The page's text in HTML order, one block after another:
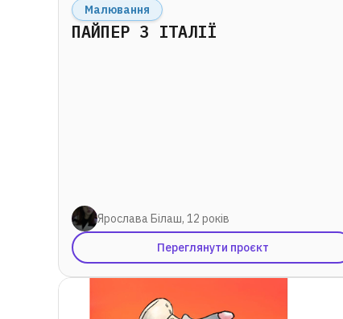
Малювання
ПАЙПЕР З ІТАЛІЇ
Ярослава Білаш, 12 років
Переглянути проєкт